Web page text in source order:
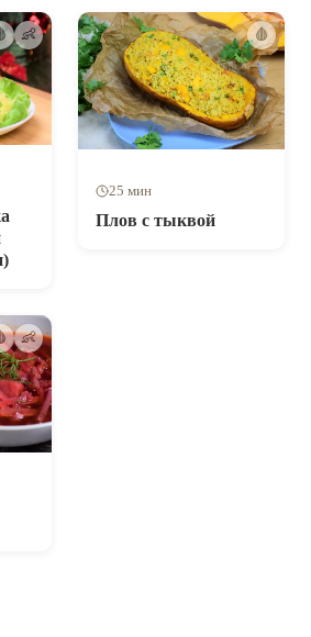
👶 🩸
25 мин
Плов с тыквой
👶